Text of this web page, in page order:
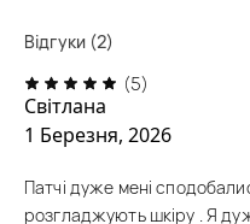
Відгуки (2)
(5)
Світлана
1 Березня, 2026
Патчі дуже мені
розгладжують шкіру . Я